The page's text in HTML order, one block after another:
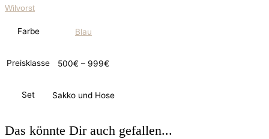
Wilvorst
Farbe Blau
Preisklasse 500€ – 999€
Set Sakko und Hose
Das könnte Dir auch gefallen...